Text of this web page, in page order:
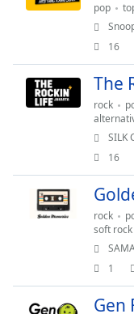
Beginning
will
cancel
pop
16
The
rock
SILK
16
rock
soft rock
1
Gen